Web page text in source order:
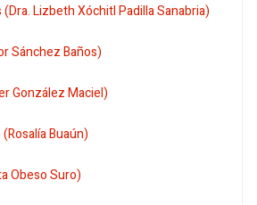
Lizbeth Xóchitl Padilla Sanabria)
Sánchez Baños)
González Maciel)
Buaún)
Obeso Suro)